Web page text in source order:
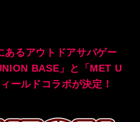
あるアウトドアサバゲー
BASE 」と「MET U
ールドコラボが決定！